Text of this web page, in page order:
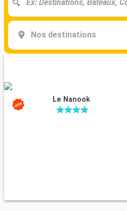
Nos destinations
Le Nanook